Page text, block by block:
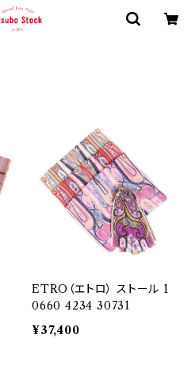
ETRO（エトロ） ストール 1
0660 4234 30731
¥37,400